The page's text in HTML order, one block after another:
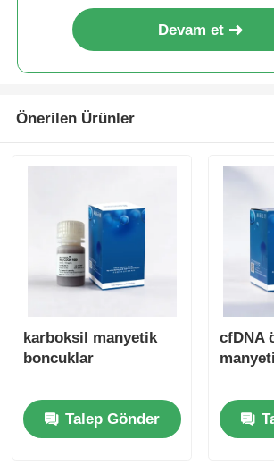
Devam et
Önerilen Ürünler
karboksil manyetik
boncuklar
Talep Gönder
cfDNA